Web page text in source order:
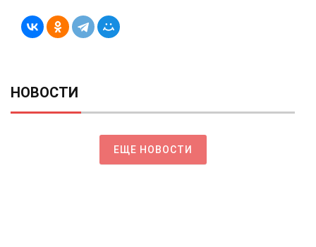
НОВОСТИ
ЕЩЕ НОВОСТИ